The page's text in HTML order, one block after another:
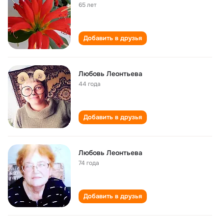
65 лет
Добавить в друзья
Любовь Леонтьева
44 года
Добавить в друзья
Любовь Леонтьева
74 года
Добавить в друзья